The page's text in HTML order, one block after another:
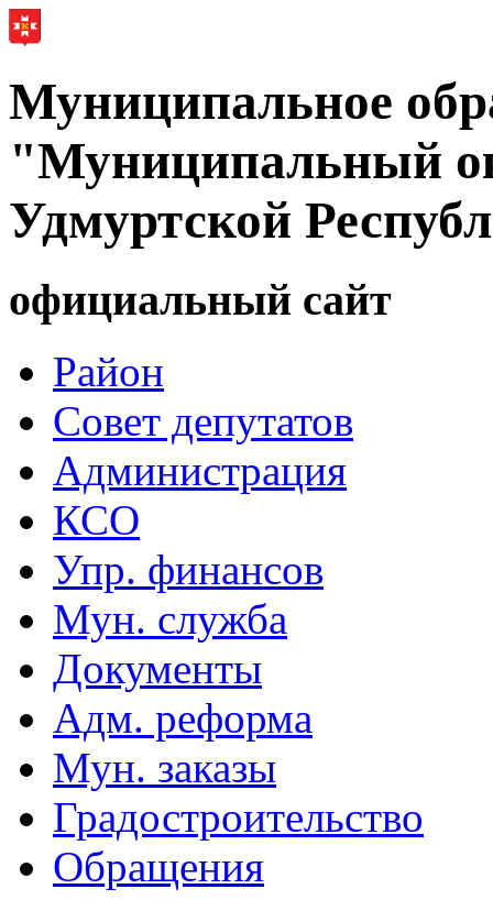
Муниципальное
"Муниципальный
Удмуртской
официальный сайт
Район
Совет депутатов
Администрация
КСО
Упр. финансов
Мун. служба
Документы
Адм. реформа
Мун. заказы
Градостроительство
Обращения